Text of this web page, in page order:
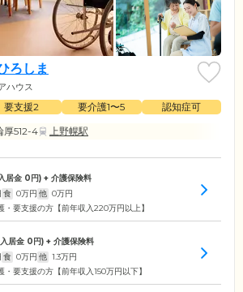
ろしま
ハウス
要支援2 要介護1〜5
認知症可
厚512-4
上野幌駅
居金 0円) + 介護保険料
食 0万円 他 0万円
・要支援の方【前年収入220万円以上】
居金 0円) + 介護保険料
食 0万円 他 1.3万円
・要支援の方【前年収入150万円以下】